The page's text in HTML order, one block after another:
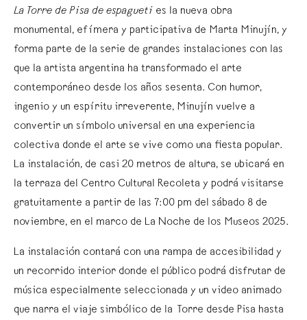
La Torre de Pisa de espagueti es la nueva obra
monumental, efímera y participativa de Marta Minujín, y
forma parte de la serie de grandes instalaciones con las
que la artista argentina ha transformado el arte
contemporáneo desde los años sesenta. Con humor,
ingenio y un espíritu irreverente, Minujín vuelve a
convertir un símbolo universal en una experiencia
colectiva donde el arte se vive como una fiesta popular.
La instalación, de casi 20 metros de altura, se ubicará en
la terraza del Centro Cultural Recoleta y podrá visitarse
gratuitamente a partir de las 7:00 pm del sábado 8 de
noviembre, en el marco de La Noche de los Museos 2025.
La instalación contará con una rampa de accesibilidad y
un recorrido interior donde el público podrá disfrutar de
música especialmente seleccionada y un video animado
que narra el viaje simbólico de la Torre desde Pisa hasta